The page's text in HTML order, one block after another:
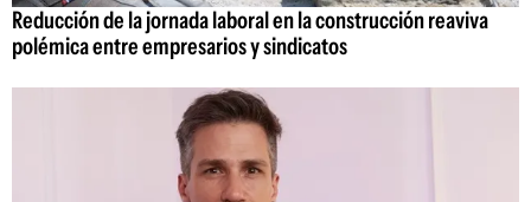
Reducción de la jornada laboral en la construcción reaviva
polémica entre empresarios y sindicatos